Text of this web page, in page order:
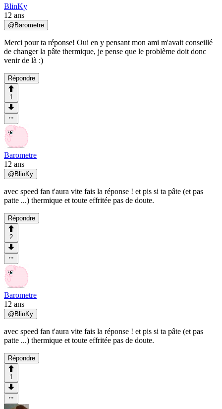
BlinKy
12 ans
@ Barometre
Merci pour ta réponse! Oui en y pensant mon ami m'avait conseillé
de changer la pâte thermique, je pense que le problème doit donc
venir de là :)
Répondre
1
Barometre
12 ans
@ BlinKy
avec speed fan t'aura vite fais la réponse ! et pis si ta pâte (et pas
patte ...) thermique et toute effritée pas de doute.
Répondre
2
Barometre
12 ans
@ BlinKy
avec speed fan t'aura vite fais la réponse ! et pis si ta pâte (et pas
patte ...) thermique et toute effritée pas de doute.
Répondre
1